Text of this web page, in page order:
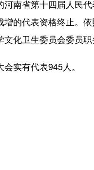
南省第十四届人民
的代表资格终止。
化卫生委员会委员职
实有代表945人。